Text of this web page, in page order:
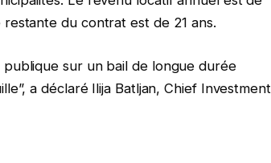
du contrat est de 21 ans.
sur un bail de longue durée
a déclaré Ilija Batljan, Chief Investment